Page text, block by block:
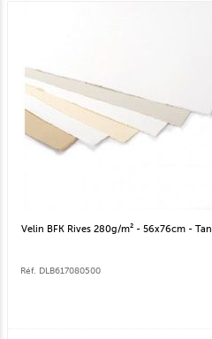
Velin BFK Rives 280g/m² - 56x76cm - Tan
Réf. DLB617080500